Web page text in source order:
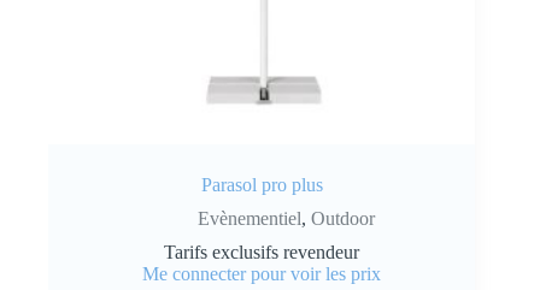
Parasol pro plus
Evènementiel, Outdoor
Tarifs exclusifs revendeur
Me connecter pour voir les prix